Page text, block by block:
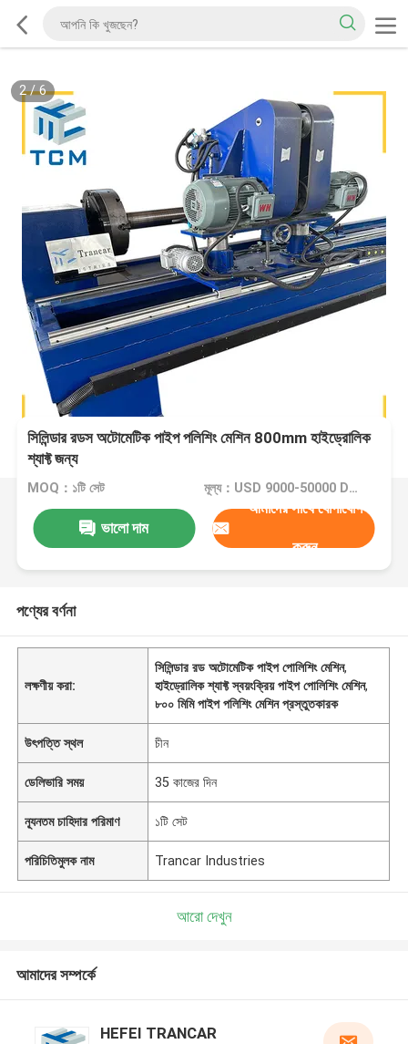
2/6
সিলিন্ডার রডস অটোমেটিক পাইপ পলিশিং মেশিন 800mm হাইড্রোলিক
শ্যাফ্ট জন্য
MOQ：১টি সেট মূল্য：USD 9000-50000 Dollar per set
ভালো দাম
আমাদের সাথে যোগাযোগ
করুন
পণ্যের বর্ণনা
লক্ষণীয় করা:
সিলিন্ডার রড অটোমেটিক পাইপ পোলিশিং মেশিন,
হাইড্রোলিক শ্যাফ্ট স্বয়ংক্রিয় পাইপ পোলিশিং মেশিন,
৮০০ মিমি পাইপ পলিশিং মেশিন প্রস্তুতকারক
উৎপত্তি স্থল চীন
ডেলিভারি সময় 35 কাজের দিন
ন্যূনতম চাহিদার পরিমাণ ১টি সেট
পরিচিতিমুলক নাম Trancar Industries
আরো দেখুন
আমাদের সম্পর্কে
HEFEI TRANCAR